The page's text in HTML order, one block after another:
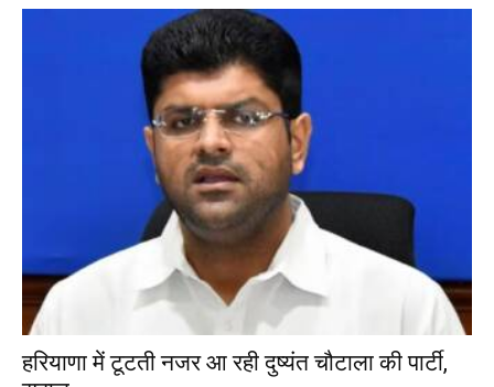
हरियाणा में टूटती नजर आ रही दुष्यंत चौटाला की पार्टी,